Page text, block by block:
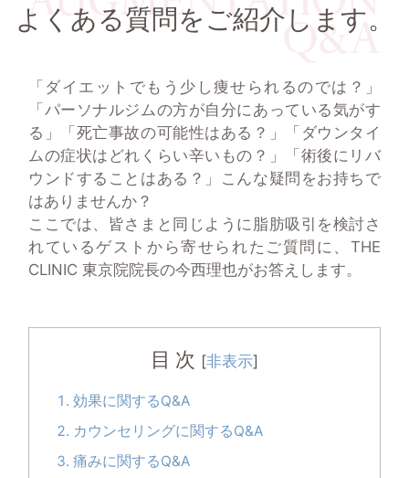
よくある質問をご紹介します。
「ダイエットでもう少し痩せられるのでは？」
「パーソナルジムの方が自分にあっている気がす
る」
「死亡事故の可能性はある？」「ダウンタイ
ムの症状はどれくらい辛いもの？」「術後にリバ
ウンドすることはある？」
こんな疑問をお持ちで
はありませんか？
ここでは、皆さまと同じように脂肪吸引を検討さ
れているゲストから寄せられたご質問に、 THE
CLINIC 東京院院長の今西理也がお答えします。
目次 [ 表示]
効果に関するQ&A
カウンセリングに関するQ&A
痛みに関するQ&A